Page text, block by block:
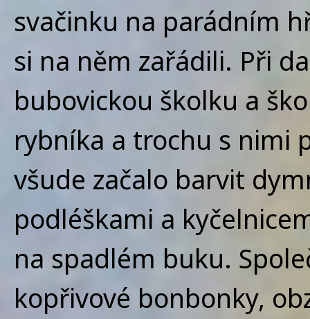
svačinku na parádním
si na něm zařádili. Při
bubovickou školku a
rybníka a trochu s nimi
všude začalo barvit
podléškami a
na spadlém buku.
kopřivové bonbonky,